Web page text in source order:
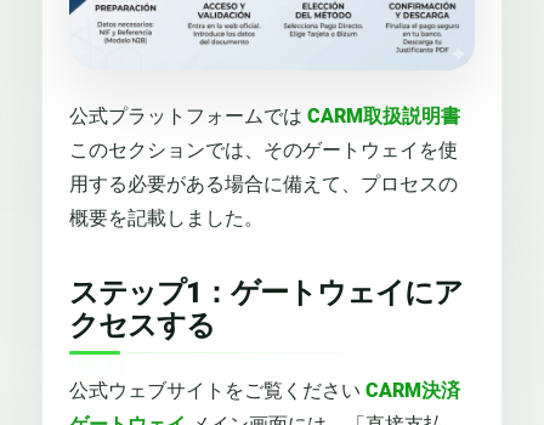
公式プラットフォームでは CARM取扱説明書
このセクションでは、そのゲートウェイを使
用する必要がある場合に備えて、プロセスの
概要を記載しました。
ステップ1：ゲートウェイにア
クセスする
公式ウェブサイトをご覧ください CARM決済